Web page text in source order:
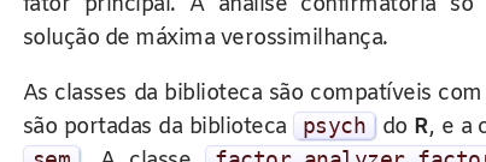
solução de máxima verossimilhança.
As classes da biblioteca são compatíveis com
são portadas da biblioteca
psych do R, e a